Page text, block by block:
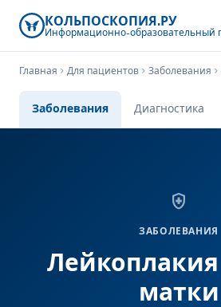
КОЛЬПОСКОПИЯ.РУ
Информационно-образовательный
Главная chevron_right Для пациентов chevron_right Заболевания chevron_right
Заболевания Диагностика
health_and_safety
ЗАБОЛЕВАНИЯ
матки